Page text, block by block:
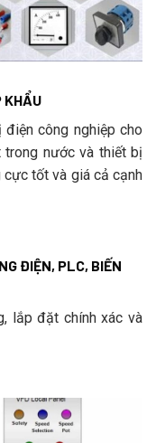
KHẨU
công nghiệp cho
trong nước và thiết bị
tốt và giá cả cạnh
ĐIỆN, PLC, BIẾN
lắp đặt chính xác và